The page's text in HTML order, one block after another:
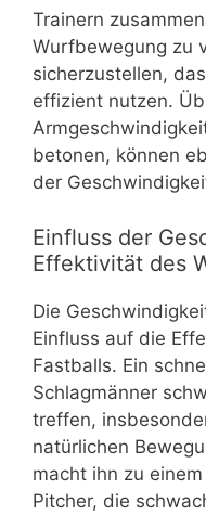
Trainern
Wurfbewegung zu
sicherzustellen,
effizient nutzen.
betonen, können
der
Einfluss der
Effektivität des
Die
Einfluss auf die
Fastballs. Ein
Schlagmänner
treffen,
natürlichen
macht ihn zu
Pitcher, die